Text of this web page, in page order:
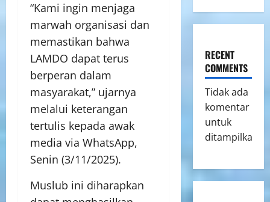
“Kami ingin menjaga
marwah organisasi dan
memastikan bahwa
LAMDO dapat terus
berperan dalam
masyarakat,” ujarnya
melalui keterangan
tertulis kepada awak
media via WhatsApp,
Senin (3/11/2025).
Muslub ini diharapkan
RECENT
COMMENTS
Tidak ada
komentar
untuk
ditampilkan.